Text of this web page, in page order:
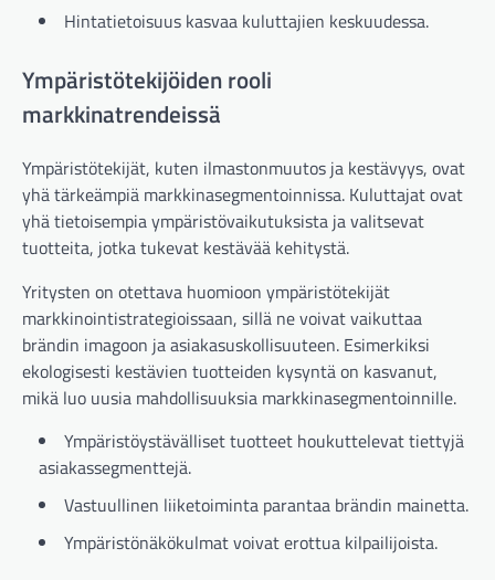
Hintatietoisuus kasvaa kuluttajien keskuudessa.
Ympäristötekijöiden rooli
markkinatrendeissä
Ympäristötekijät, kuten ilmastonmuutos ja kestävyys, ovat
yhä tärkeämpiä markkinasegmentoinnissa. Kuluttajat ovat
yhä tietoisempia ympäristövaikutuksista ja valitsevat
tuotteita, jotka tukevat kestävää kehitystä.
Yritysten on otettava huomioon ympäristötekijät
markkinointistrategioissaan, sillä ne voivat vaikuttaa
brändin imagoon ja asiakasuskollisuuteen. Esimerkiksi
ekologisesti kestävien tuotteiden kysyntä on kasvanut,
mikä luo uusia mahdollisuuksia markkinasegmentoinnille.
Ympäristöystävälliset tuotteet houkuttelevat tiettyjä
asiakassegmenttejä.
Vastuullinen liiketoiminta parantaa brändin mainetta.
Ympäristönäkökulmat voivat erottua kilpailijoista.